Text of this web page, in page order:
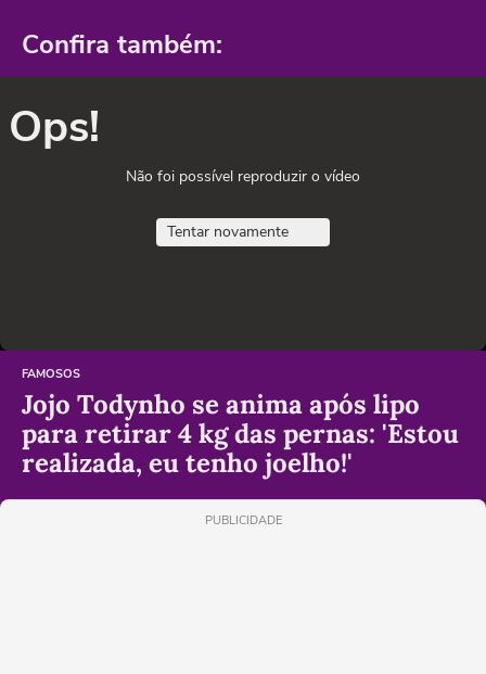
Confira também:
Ops!
Não foi possível reproduzir o vídeo
Tentar novamente
FAMOSOS
Jojo Todynho se anima após lipo
para retirar 4 kg das pernas: 'Estou
realizada, eu tenho joelho!'
PUBLICIDADE